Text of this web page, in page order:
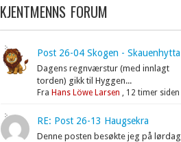
KJENTMENNS FORUM
Post 26-04 Skogen - Skauenhytta
Dagens regnværstur (med innlagt
torden) gikk til Hyggen...
Fra Hans Löwe Larsen , 12 timer siden
RE: Post 26-13 Haugsekra
Denne posten besøkte jeg på lørdag